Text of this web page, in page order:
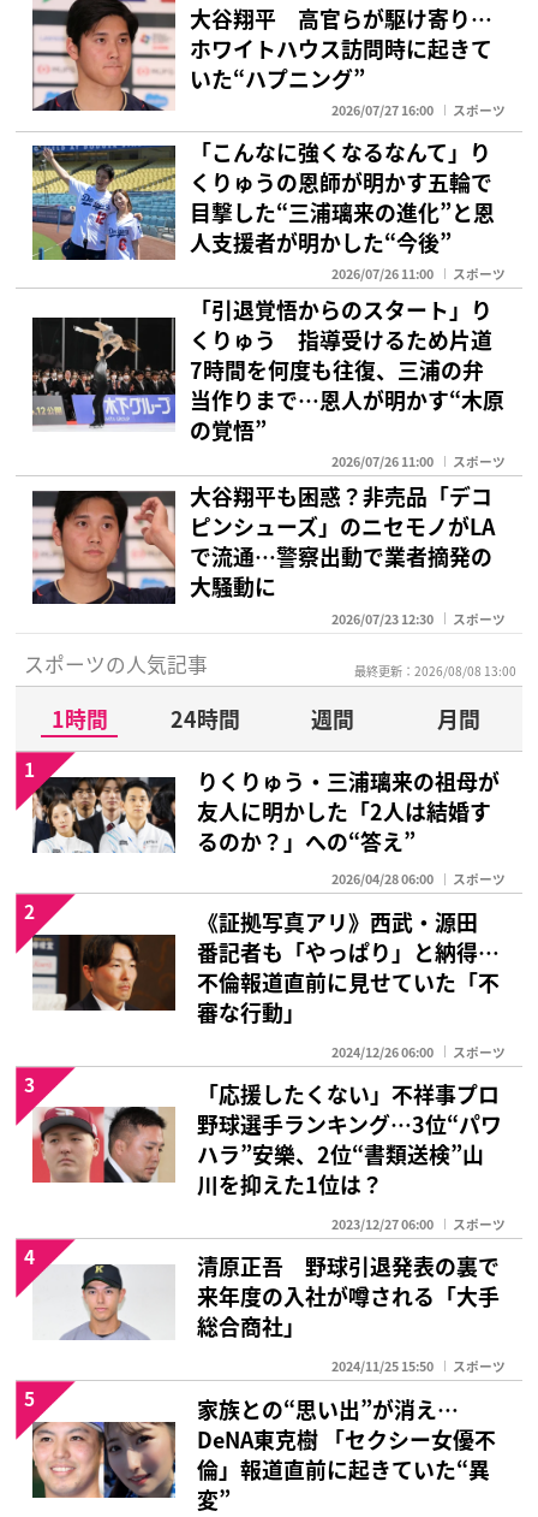
大谷翔平 高官らが駆け寄り…
ホワイトハウス訪問時に起きて
いた“ハプニング”
2026/07/27 16:00 スポーツ
「こんなに強くなるなんて」り
くりゅうの恩師が明かす五輪で
目撃した“三浦璃来の進化”と恩
人支援者が明かした“今後”
2026/07/26 11:00 スポーツ
「引退覚悟からのスタート」り
くりゅう 指導受けるため片道
7時間を何度も往復、三浦の弁
当作りまで…恩人が明かす“木原
の覚悟”
2026/07/26 11:00 スポーツ
大谷翔平も困惑？非売品「デコ
ピンシューズ」のニセモノがLA
で流通…警察出動で業者摘発の
大騒動に
2026/07/23 12:30 スポーツ
スポーツの人気記事 最終更新：2026/08/08 13:00
1時間 24時間 週間
月間
りくりゅう・三浦璃来の祖母が
友人に明かした「2人は結婚す
るのか？」への“答え”
2026/04/28 06:00 スポーツ
1
《証拠写真アリ》西武・源田
番記者も「やっぱり」と納得…
不倫報道直前に見せていた「不
審な行動」
2024/12/26 06:00 スポーツ
2
「応援したくない」不祥事プロ
野球選手ランキング…3位“パワ
ハラ”安樂、2位“書類送検”山
川を抑えた1位は？
2023/12/27 06:00 スポーツ
3
清原正吾 野球引退発表の裏で
来年度の入社が噂される「大手
総合商社」
2024/11/25 15:50 スポーツ
4
家族との“思い出”が消え…
DeNA東克樹 「セクシー女優不
倫」報道直前に起きていた“異
変”
5